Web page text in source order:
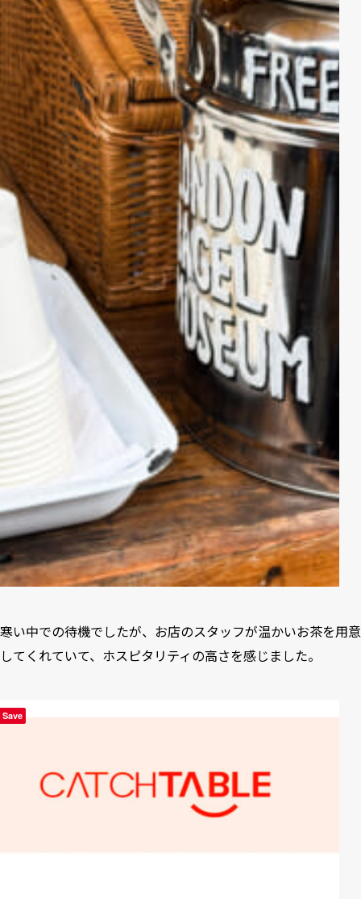
寒い中での待機でしたが、お店のスタッフが温かいお茶を用意
してくれていて、ホスピタリティの高さを感じました。
Save